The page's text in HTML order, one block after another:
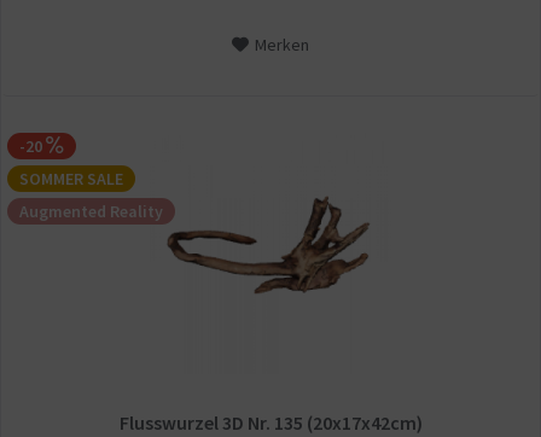
Merken
-20
SOMMER SALE
Augmented Reality
Flusswurzel 3D Nr. 135 (20x17x42cm)